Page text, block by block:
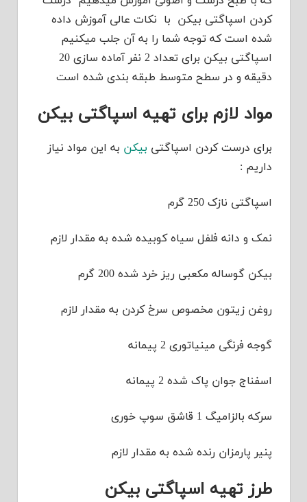
کردن اسپاگتی بیکن با نکات عالی آموزش داده
شده است که توجه شما را به آن جلب میکنیم
اسپاگتی بیکن برای تعداد 2 نفر آماده سازی 20
دقیقه و در سطح متوسط طبقه بندی شده است
مواد لازم برای تهیه اسپاگتی بیکن
برای درست کردن اسپاگتی بیکن به این مواد نیاز
داریم :
اسپاگتی نازک 250 گرم
نمک و دانه فلفل سیاه کوبیده شده به مقدار لازم
بیکن گوساله مکعبی ریز خرد شده 200 گرم
روغن زیتون مخصوص سرخ کردن به مقدار لازم
گوجه فرنگی مینیاتوری 2 پیمانه
اسفناج جوان پاک شده 2 پیمانه
سرکه بالزامیگ 1 قاشق سوپ خوری
پنیر پارمزان رنده شده به مقدار لازم
طرز تهیه اسپاگتی بیکن